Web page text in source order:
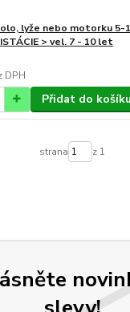
lyže nebo motorku 5-
> vel. 7 - 10 let
DPH
Přidat do košíku
strana z 1